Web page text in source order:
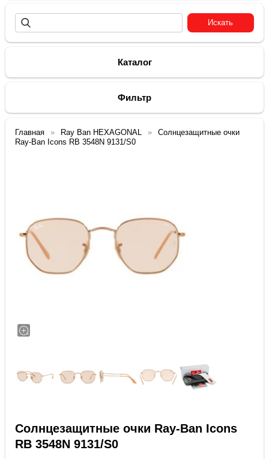
Каталог
Фильтр
Главная Ray Ban HEXAGONAL
Солнцезащитные очки
Ray-Ban Icons RB 3548N 9131/S0
Солнцезащитные очки Ray-Ban Icons
RB 3548N 9131/S0